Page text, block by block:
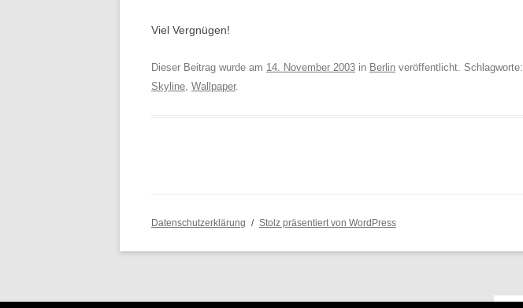
Viel Vergnügen!
Dieser Beitrag wurde am 14. November 2003 in Berlin veröffentlicht. Schlagworte:
Skyline, Wallpaper.
Datenschutzerklärung Stolz präsentiert von WordPress